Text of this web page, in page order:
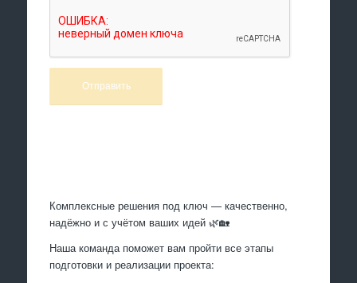
Комплексные решения под ключ — качественно,
надёжно и с учётом ваших идей 🌿🏡
Наша команда поможет вам пройти все этапы
подготовки и реализации проекта: